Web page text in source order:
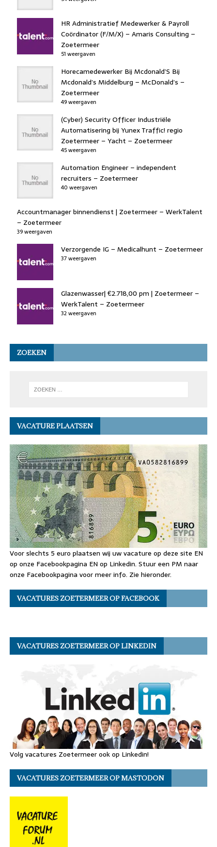
HR Administratief Medewerker & Payroll
Coördinator (F/M/X) – Amaris Consulting –
Zoetermeer
51 weergaven
Horecamedewerker Bij Mcdonald’S Bij
Mcdonald’s Middelburg – McDonald’s –
Zoetermeer
49 weergaven
(Cyber) Security Officer Industriële
Automatisering bij Yunex Traffic! regio
Zoetermeer – Yacht – Zoetermeer
45 weergaven
Automation Engineer – independent
recruiters – Zoetermeer
40 weergaven
Accountmanager binnendienst | Zoetermeer – WerkTalent
– Zoetermeer
39 weergaven
Verzorgende IG – Medicalhunt – Zoetermeer
37 weergaven
Glazenwasser| €2.718,00 pm | Zoetermeer –
WerkTalent – Zoetermeer
32 weergaven
ZOEKEN
VACATURE PLAATSEN
Voor slechts 5 euro plaatsen wij uw vacature op deze site EN
op onze Facebookpagina EN op Linkedin. Stuur een PM naar
onze Facebookpagina voor meer info. Zie hieronder.
VACATURES ZOETERMEER OP FACEBOOK
VACATURES ZOETERMEER OP LINKEDIN
Volg vacatures Zoetermeer ook op Linkedin!
VACATURES ZOETERMEER OP MASTODON